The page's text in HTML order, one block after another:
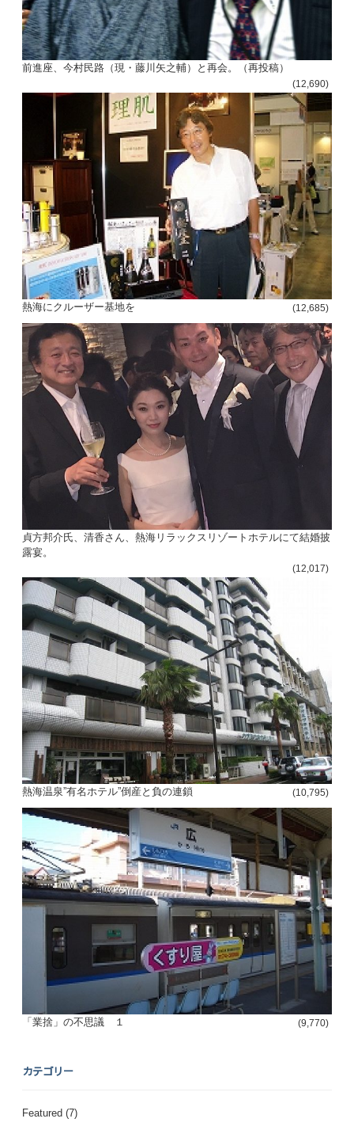
前進座、今村民路（現・藤川矢之輔）と再会。（再投稿）
(12,690)
熱海にクルーザー基地を (12,685)
貞方邦介氏、清香さん、熱海リラックスリゾートホテルにて結婚披
露宴。
(12,017)
熱海温泉”有名ホテル”倒産と負の連鎖 (10,795)
「業捨」の不思議 １ (9,770)
カテゴリー
Featured (7)